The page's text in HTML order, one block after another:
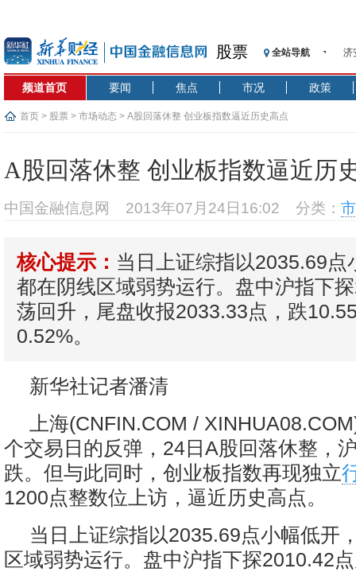
股票 全站导航
济
【
在
基
恒
频道首页 要闻 焦点 市况 政策
首页 > 股票 > 市场动态 > A股回落休整 创业板指数逼近历史高点
A股回落休整 创业板指数逼近历
中国金融信息网 2013年07月24日16:02 分类：
核心提示： 当日上证综指以2035.69点
都在阴线区域弱势运行。盘中沪指下
荡回升，尾盘收报2033.33点，跌
0.52%。
新华社记者潘清
上海(CNFIN.COM /
个交易日的反弹，24日A股回落休整，
跌。但与此同时，创业板指数再现独立
1200点整数位上访，逼近历史高点。
当日上证综指以2035.69点小幅低开
区域弱势运行。盘中沪指下探2010.42